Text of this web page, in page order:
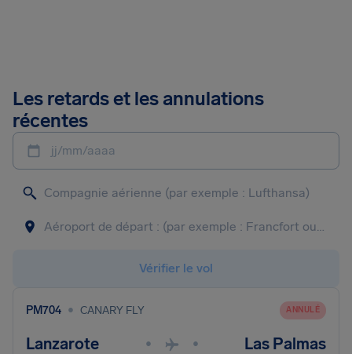
Les retards et les annulations
récentes
jj/mm/aaaa
Vérifier le vol
PM704 • CANARY FLY ANNULÉ
Lanzarote • • Las Palmas